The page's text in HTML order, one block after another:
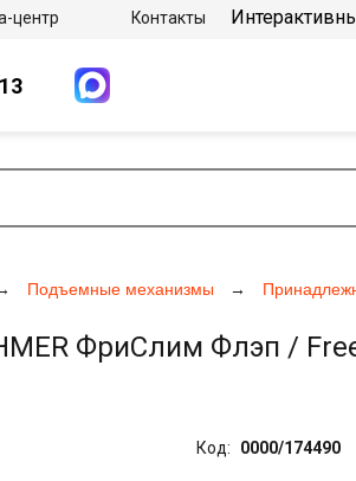
Подъемные механизмы
ФриСлим Флэп /
Код: 0000/174490
центр Контакты